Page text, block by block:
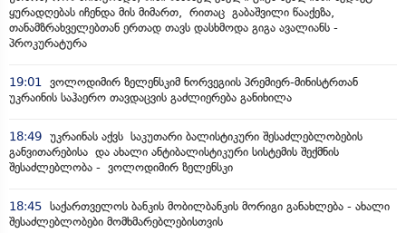
ყურადღებას იჩენდა მის მიმართ, რითაც გაბაშვილი წააქეზა,
თანამზრახველებთან ერთად თავს დასხმოდა გიგა ავალიანს -
პროკურატურა
19:01
ვოლოდიმირ ზელენსკიმ ნორვეგიის პრემიერ-მინისტრთან
უკრაინის საჰაერო თავდაცვის გაძლიერება განიხილა
18:49 უკრაინას აქვს საკუთარი ბალისტიკური შესაძლებლობების
განვითარებისა და ახალი ანტიბალისტიკური სისტემის შექმნის
შესაძლებლობა - ვოლოდიმირ ზელენსკი
18:45 საქართველოს ბანკის მობილბანკის მორიგი განახლება - ახალი
შესაძლებლობები მომხმარებლებისთვის